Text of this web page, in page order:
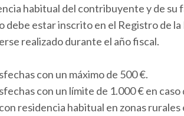
habitual del contribuyente y de su
estar inscrito en el Registro de la
realizado durante el año fiscal.
con un máximo de 500 €.
con un límite de 1.000 € en
residencia habitual en zonas rurales